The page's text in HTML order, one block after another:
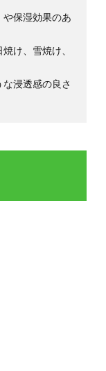
保湿効果のあ
け、雪焼け、
浸透感の良さ